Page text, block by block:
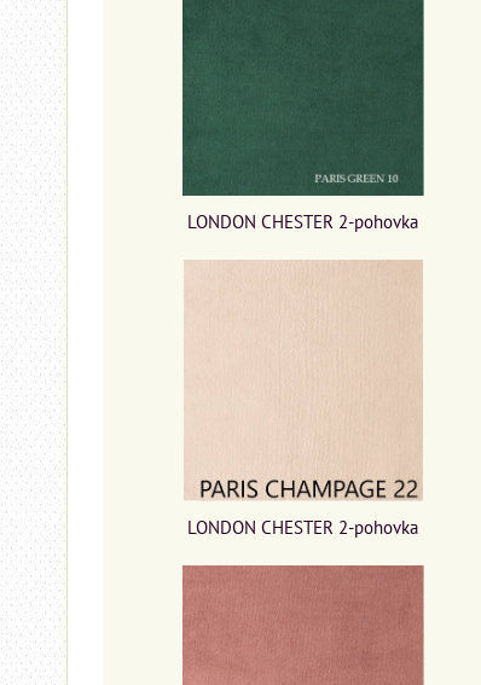
LONDON CHESTER 2-pohovka
LONDON CHESTER 2-pohovka